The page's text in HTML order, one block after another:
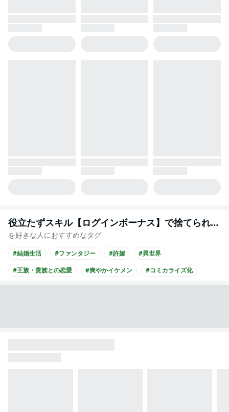
役立たずスキル【ログインボーナス】で捨てられた令嬢が、本当の幸せをつかむまで（コミック）
を好きな人におすすめなタグ
#結婚生活 #ファンタジー #許嫁
#異世界
#王族・貴族との恋愛
#爽やかイケメン #コミカライズ化